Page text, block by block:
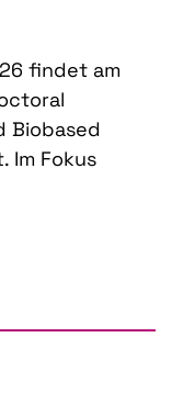
findet am
Biobased
Im Fokus